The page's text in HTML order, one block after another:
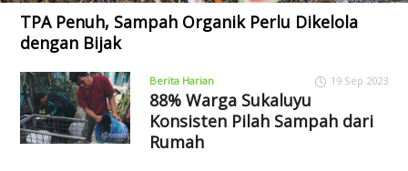
TPA Penuh, Sampah Organik Perlu Dikelola
dengan Bijak
Berita Harian 19 Sep 2023
88% Warga Sukaluyu
Konsisten Pilah Sampah dari
Rumah